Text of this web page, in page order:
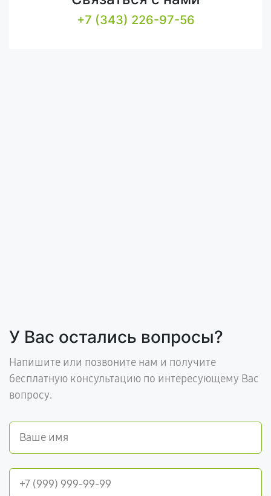
+7 (343) 226-97-56
У Вас остались вопросы?
Напишите или позвоните нам и получите
бесплатную консультацию по интересующему Вас
вопросу.